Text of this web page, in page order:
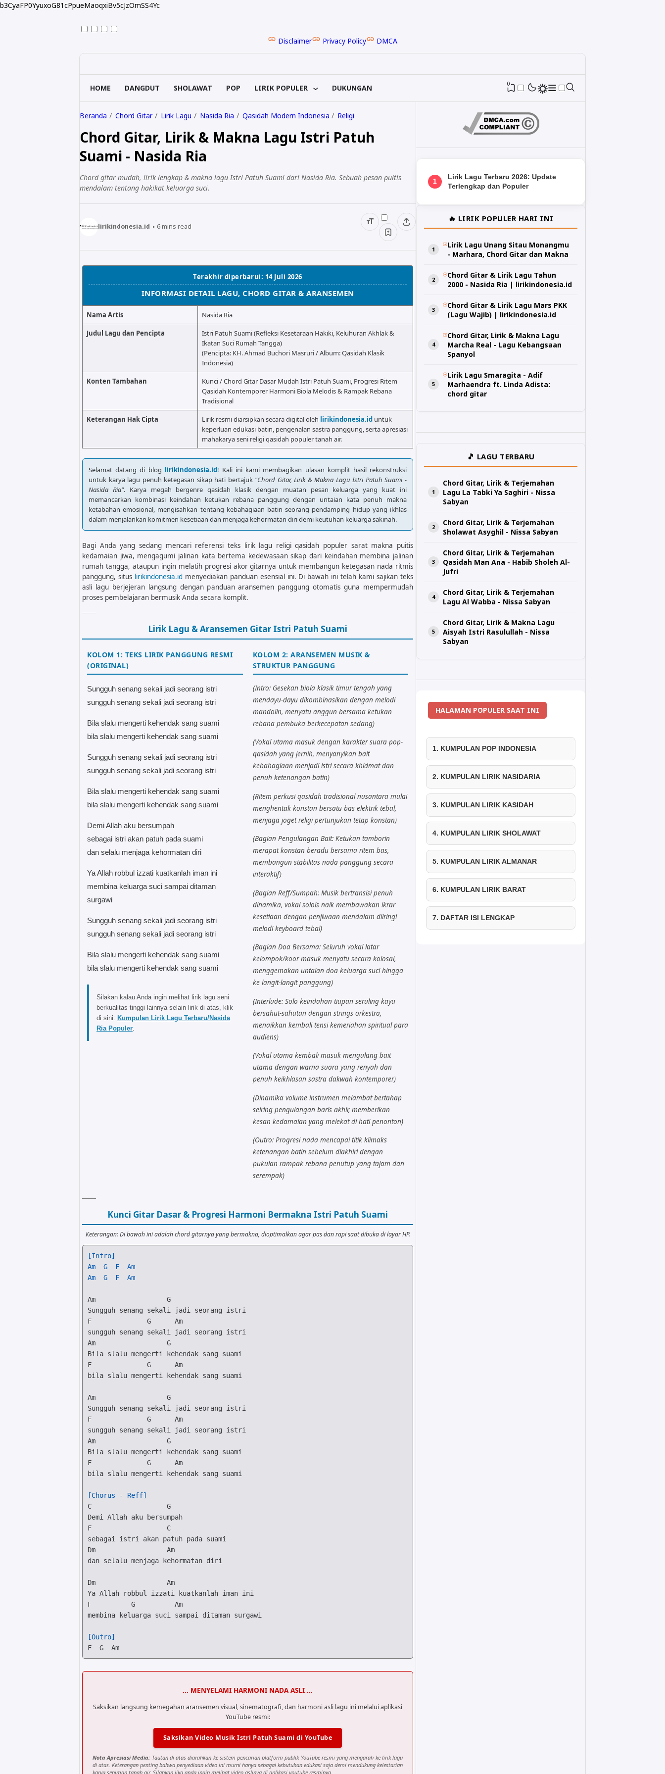
b3CyaFP0YyuxoG81cPpueMaoqxiBv5cJzOmSS4Yc
Disclaimer Privacy Policy DMCA
HOME DANGDUT SHOLAWAT POP LIRIK POPULER DUKUNGAN 0
Beranda Chord Gitar Lirik Lagu Nasida Ria Qasidah Modern Indonesia Religi
Chord Gitar, Lirik & Makna Lagu Istri Patuh
Suami - Nasida Ria
Chord gitar mudah, lirik lengkap & makna lagu Istri Patuh Suami dari Nasida Ria. Sebuah pesan puitis
mendalam tentang hakikat keluarga suci.
lirikindonesia.id 6mins read
Terakhir diperbarui: 14 Juli 2026
INFORMASI DETAIL LAGU, CHORD GITAR & ARANSEMEN
Nama Artis Nasida Ria
Judul Lagu dan Pencipta
Istri Patuh Suami (Refleksi Kesetaraan Hakiki, Keluhuran Akhlak &
Ikatan Suci Rumah Tangga)
(Pencipta: KH. Ahmad Buchori Masruri / Album: Qasidah Klasik
Indonesia)
Konten Tambahan
Kunci / Chord Gitar Dasar Mudah Istri Patuh Suami, Progresi Ritem
Qasidah Kontemporer Harmoni Biola Melodis & Rampak Rebana
Tradisional
Keterangan Hak Cipta Lirik resmi diarsipkan secara digital oleh lirikindonesia.id untuk
keperluan edukasi batin, pengenalan sastra panggung, serta apresiasi
mahakarya seni religi qasidah populer tanah air.
Selamat datang di blog lirikindonesia.id! Kali ini kami membagikan ulasan komplit hasil rekonstruksi
untuk karya lagu penuh ketegasan sikap hati bertajuk "Chord Gitar, Lirik & Makna Lagu Istri Patuh Suami -
Nasida Ria". Karya megah bergenre qasidah klasik dengan muatan pesan keluarga yang kuat ini
memancarkan kombinasi keindahan ketukan rebana panggung dengan untaian kata penuh makna
ketabahan emosional, mengisahkan tentang kebahagiaan batin seorang pendamping hidup yang ikhlas
dalam menjalankan komitmen kesetiaan dan menjaga kehormatan diri demi keutuhan keluarga sakinah.
Bagi Anda yang sedang mencari referensi teks lirik lagu religi qasidah populer sarat makna puitis
kedamaian jiwa, mengagumi jalinan kata bertema kedewasaan sikap dari keindahan membina jalinan
rumah tangga, ataupun ingin melatih progresi akor gitarnya untuk membangun ketegasan nada ritmis
panggung, situs lirikindonesia.idmenyediakan panduan esensial ini. Di bawah ini telah kami sajikan teks
asli lagu berjejeran langsung dengan panduan aransemen panggung otomatis guna mempermudah
proses pembelajaran bermusik Anda secara komplit.
Lirik Lagu & Aransemen Gitar Istri Patuh Suami
KOLOM 1: TEKS LIRIK PANGGUNG RESMI
(ORIGINAL)
Sungguh senang sekali jadi seorang istri
sungguh senang sekali jadi seorang istri
Bila slalu mengerti kehendak sang suami
bila slalu mengerti kehendak sang suami
Sungguh senang sekali jadi seorang istri
sungguh senang sekali jadi seorang istri
Bila slalu mengerti kehendak sang suami
bila slalu mengerti kehendak sang suami
Demi Allah aku bersumpah
sebagai istri akan patuh pada suami
dan selalu menjaga kehormatan diri
Ya Allah robbul izzati kuatkanlah iman ini
membina keluarga suci sampai ditaman
surgawi
Sungguh senang sekali jadi seorang istri
sungguh senang sekali jadi seorang istri
Bila slalu mengerti kehendak sang suami
bila slalu mengerti kehendak sang suami
Silakan kalau Anda ingin melihat lirik lagu seni
berkualitas tinggi lainnya selain lirik di atas, klik
di sini: Kumpulan Lirik Lagu Terbaru/Nasida
Ria Populer
KOLOM 2: ARANSEMEN MUSIK &
STRUKTUR PANGGUNG
(Intro: Gesekan biola klasik timur tengah yang
mendayu-dayu dikombinasikan dengan melodi
mandolin, menyatu anggun bersama ketukan
rebana pembuka berkecepatan sedang)
(Vokal utama masuk dengan karakter suara pop-
qasidah yang jernih, menyanyikan bait
kebahagiaan menjadi istri secara khidmat dan
penuh ketenangan batin)
(Ritem perkusi qasidah tradisional nusantara mulai
menghentak konstan bersatu bas elektrik tebal,
menjaga joget religi pertunjukan tetap konstan)
(Bagian Pengulangan Bait: Ketukan tamborin
merapat konstan beradu bersama ritem bas,
membangun stabilitas nada panggung secara
interaktif)
(Bagian Reff/Sumpah: Musik bertransisi penuh
dinamika, vokal solois naik membawakan ikrar
kesetiaan dengan penjiwaan mendalam diiringi
melodi keyboard tebal)
(Bagian Doa Bersama: Seluruh vokal latar
kelompok/koor masuk menyatu secara kolosal,
menggemakan untaian doa keluarga suci hingga
ke langit-langit panggung)
(Interlude: Solo keindahan tiupan seruling kayu
bersahut-sahutan dengan strings orkestra,
menaikkan kembali tensi kemeriahan spiritual para
audiens)
(Vokal utama kembali masuk mengulang bait
utama dengan warna suara yang renyah dan
penuh keikhlasan sastra dakwah kontemporer)
(Dinamika volume instrumen melambat bertahap
seiring pengulangan baris akhir, memberikan
kesan kedamaian yang melekat di hati penonton)
(Outro: Progresi nada mencapai titik klimaks
ketenangan batin sebelum diakhiri dengan
pukulan rampak rebana penutup yang tajam dan
serempak)
Kunci Gitar Dasar & Progresi Harmoni Bermakna Istri Patuh Suami
Keterangan: Di bawah ini adalah chord gitarnya yang bermakna, dioptimalkan agar pas dan rapi saat dibuka di layar HP.
[Intro]
Am
G F
Am
Am
G F Am
Am
G
F
G
Am
Am
G
F
G
Am
bila slalu mengerti kehendak sang suami
Am
G
F
G
Am
Am
G
F
G
Am
bila slalu mengerti kehendak sang suami
[Chorus - Reff]
C
G
F
C
Dm
Am
dan selalu menjaga kehormatan diri
Dm
Am
F
G
Am
membina keluarga suci sampai ditaman surgawi
[Outro]
F
G Am
... MENYELAMI HARMONI NADA ASLI ...
Saksikan langsung kemegahan aransemen visual, sinematografi, dan harmoni asli lagu ini melalui aplikasi
YouTube resmi:
Saksikan Video Musik Istri Patuh Suami di YouTube
Nota Apresiasi Media: Tautan di atas diarahkan ke sistem pencarian platform publik YouTube resmi yang mengarah ke lirik lagu
di atas. Keterangan penting bahwa penyediaan video ini murni hanya sebagai kebutuhan edukasi saja demi mendukung kelestarian
karya seniman tanah air. Silahkan jika anda ingin melihat video aslinya di aplikasi youtube resminya.
1
Lirik Lagu Terbaru 2026: Update
Terlengkap dan Populer
🔥 LIRIK POPULER HARI INI
Lirik Lagu Unang Sitau Monangmu
- Marhara, Chord Gitar dan Makna
Chord Gitar & Lirik Lagu Tahun
2000 - Nasida Ria | lirikindonesia.id
Chord Gitar & Lirik Lagu Mars PKK
(Lagu Wajib) | lirikindonesia.id
Chord Gitar, Lirik & Makna Lagu
Marcha Real - Lagu Kebangsaan
Spanyol
Lirik Lagu Smaragita - Adif
Marhaendra ft. Linda Adista:
chord gitar
🎵 LAGU TERBARU
Chord Gitar, Lirik & Terjemahan
Lagu La Tabki Ya Saghiri - Nissa
Sabyan
Chord Gitar, Lirik & Terjemahan
Sholawat Asyghil - Nissa Sabyan
Chord Gitar, Lirik & Terjemahan
Qasidah Man Ana - Habib Sholeh Al-
Jufri
Chord Gitar, Lirik & Terjemahan
Lagu Al Wabba - Nissa Sabyan
Chord Gitar, Lirik & Makna Lagu
Aisyah Istri Rasulullah - Nissa
Sabyan
HALAMAN POPULER SAAT INI
1. KUMPULAN POP INDONESIA
2. KUMPULAN LIRIK NASIDARIA
3. KUMPULAN LIRIK KASIDAH
4. KUMPULAN LIRIK SHOLAWAT
5. KUMPULAN LIRIK ALMANAR
6. KUMPULAN LIRIK BARAT
7. DAFTAR ISI LENGKAP